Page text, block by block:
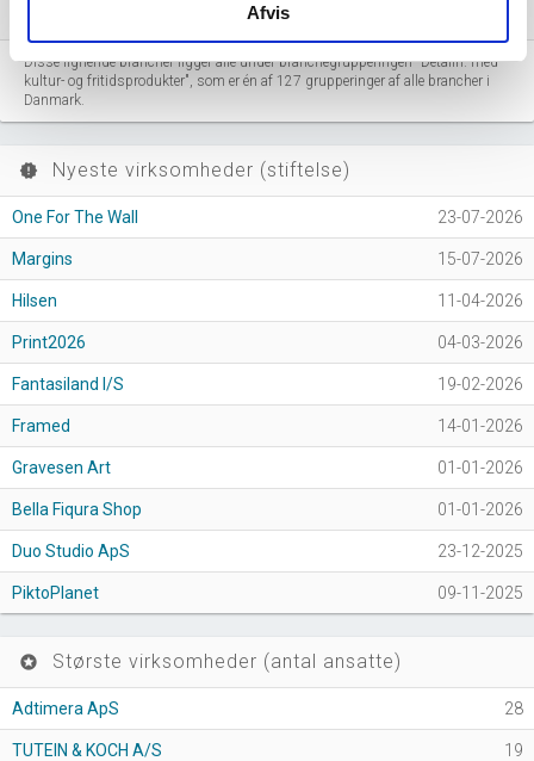
Afvis
Forhandlere af lystbåde og udstyr hertil
Disse lignende brancher ligger alle under branchegrupperingen "Detailh. med
kultur- og fritidsprodukter", som er én af 127 grupperinger af alle brancher i
Danmark.
new_releases Nyeste virksomheder (stiftelse)
One For The Wall 23-07-2026
Margins 15-07-2026
Hilsen 11-04-2026
Print2026 04-03-2026
Fantasiland I/S 19-02-2026
Framed 14-01-2026
Gravesen Art 01-01-2026
Bella Fiqura Shop 01-01-2026
Duo Studio ApS 23-12-2025
PiktoPlanet 09-11-2025
stars Største virksomheder (antal ansatte)
Adtimera ApS 28
TUTEIN & KOCH A/S 19